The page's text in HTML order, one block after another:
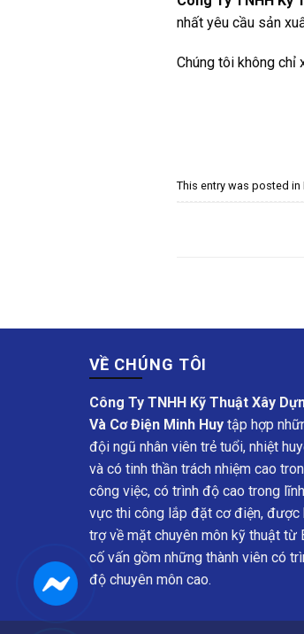
nhất yêu cầu sản
Chúng tôi không chỉ
This entry was posted in
VỀ CHÚNG TÔI
Công Ty TNHH Kỹ Thuật Xây
Và Cơ Điện Minh Huytập hợp
đội ngũ nhân viên trẻ tuổi, nhiệt
và có tinh thần trách nhiệm cao
công việc, có trình độ cao trong lĩnh
vực thi công lắp đặt cơ điện, được
trợ về mặt chuyên môn kỹ thuật từ
cố vấn gồm những thành viên có
độ chuyên môn cao.